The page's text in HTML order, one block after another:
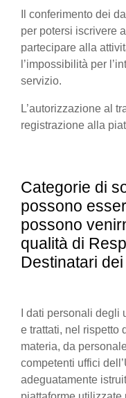
Il conferimento dei
per potersi iscrivere
partecipare alla
l’impossibilità per
servizio.
L’autorizzazione al
registrazione alla
Categorie di
possono
possono
qualità di
Destinatari
I dati personali
e trattati, nel rispetto
materia, da
competenti uffici
adeguatamente